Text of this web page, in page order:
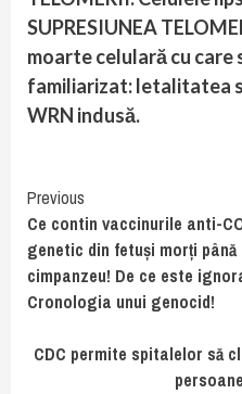
SUPRESIUNEA
moarte celulară cu care
familiarizat: letalitatea
WRN indusă.
Continue
Reading
Previous
Ce contin vaccinurile anti-
genetic din fetuși morți
cimpanzeu! De ce este
Cronologia unui genocid!
CDC permite spitalelor să